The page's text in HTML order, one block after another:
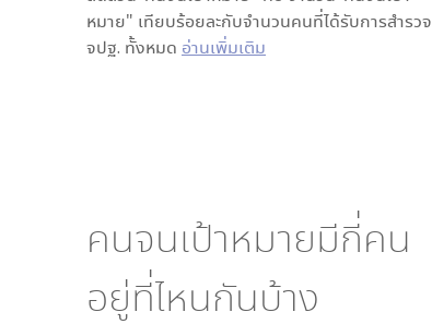
หมาย" เทียบร้อยละกับจำนวนคนที่ได้รับการสำรวจ
จปฐ. ทั้งหมด อ่านเพิ่มเติม
คนจนเป้าหมายมีกี่คน
อยู่ที่ไหนกันบ้าง